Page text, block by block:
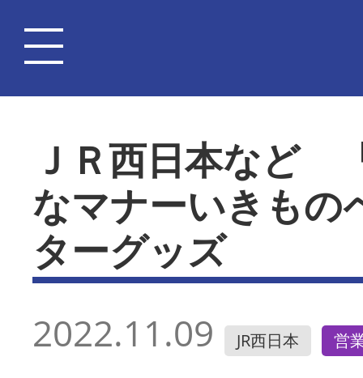
ＪＲ西日本など
なマナーいきもの
ターグッズ
2022.11.09 JR西日本 営